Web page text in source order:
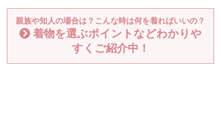
親族や知人の場合は？こんな時は何を着ればいいの？
着物を選ぶポイントなどわかりや
すくご紹介中！